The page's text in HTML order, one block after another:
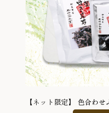
【ネット限定】 色合わ